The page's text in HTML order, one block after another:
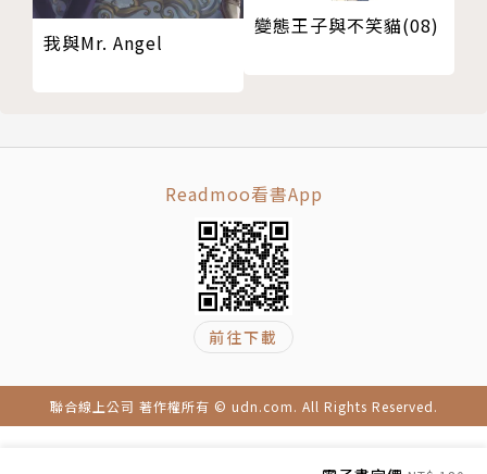
我與Mr. Angel
變態王子與不笑貓(08)
Readmoo看書App
前往下載
聯合線上公司 著作權所有 © udn.com. All Rights Reserved.